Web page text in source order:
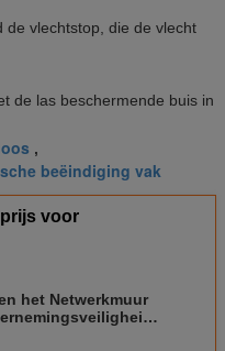
de vlechtstop, die de vlecht
de las beschermende buis in
,
beëindiging vak
voor
het Netwerkmuur